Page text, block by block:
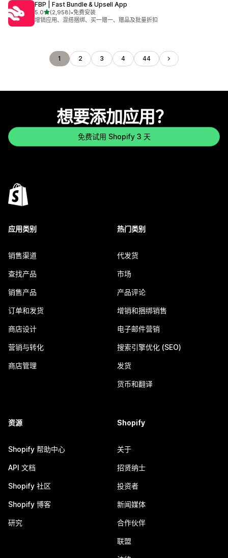
FBP | Fast Bundle & Upsell App
5.0星（满分 5 星）
(2,958)
总共 2958 条评论
•免费安装
增销应用、混搭捆绑、买一赠一、赠品及批量折扣
1 2 3 4 44
想要添加应用？
免费试用 Shopify 3 天
应用类别
销售渠道
查找产品
销售产品
订单和发货
商店设计
营销与转化
商店管理
热门类别
代发货
市场
产品评论
增销和捆绑销售
电子邮件营销
搜索引擎优化 (SEO)
发货
货币和翻译
资源
Shopify 帮助中心
API 文档
Shopify 社区
Shopify 博客
研究
Shopify
关于
招贤纳士
投资者
新闻媒体
合作伙伴
联盟